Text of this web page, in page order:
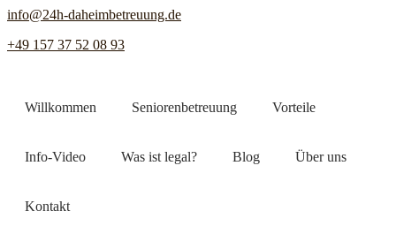
info@24h-daheimbetreuung.de
+49 157 37 52 08 93
Willkommen Seniorenbetreuung Vorteile
Info-Video Was ist legal? Blog Über uns
Kontakt